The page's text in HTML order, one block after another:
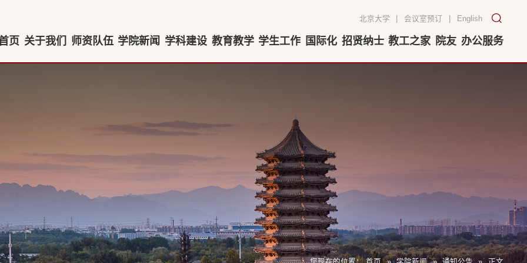
北京大学 会议室预订 English
页 关于我们 师资队伍 学院新闻 学科建设 教育教学 学生工作 国际化 招贤纳士 教工之家 院友 办公服务